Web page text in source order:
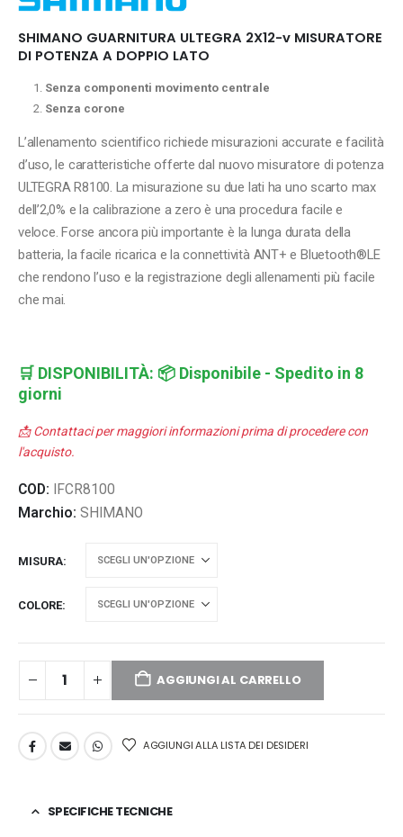
SHIMANO GUARNITURA ULTEGRA 2X12-v MISURATORE
DI POTENZA A DOPPIO LATO
Senza componenti movimento centrale
Senza corone
L’allenamento scientifico richiede misurazioni accurate e facilità
d’uso, le caratteristiche offerte dal nuovo misuratore di potenza
ULTEGRA R8100. La misurazione su due lati ha uno scarto max
dell’2,0% e la calibrazione a zero è una procedura facile e
veloce. Forse ancora più importante è la lunga durata della
batteria, la facile ricarica e la connettività ANT+ e Bluetooth®LE
che rendono l’uso e la registrazione degli allenamenti più facile
che mai.
🛒 DISPONIBILITÀ: 📦 Disponibile - Spedito in 8
giorni
📩 Contattaci per maggiori informazioni prima di procedere con
l'acquisto.
COD:
IFCR8100
Marchio: SHIMANO
MISURA
COLORE
AGGIUNGI AL CARRELLO
AGGIUNGI ALLA LISTA DEI DESIDERI
SPECIFICHE TECNICHE